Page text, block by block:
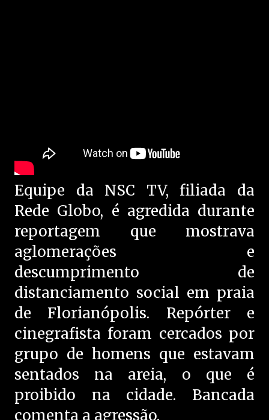
Equipe da NSC TV, filiada da
Rede Globo, é agredida durante
reportagem que mostrava
aglomerações e
descumprimento de
distanciamento social em praia
de Florianópolis. Repórter e
cinegrafista foram cercados por
grupo de homens que estavam
sentados na areia, o que é
proibido na cidade. Bancada
comenta a agressão.